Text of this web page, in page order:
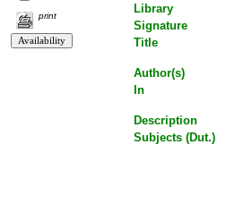
print
Library
Signature
Title
Author(s)
In
Description
Subjects (Dut.)